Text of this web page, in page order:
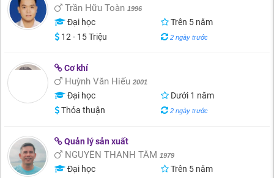
Trần Hữu Toàn 1996
Đại học
Trên 5 năm
12 - 15 Triệu
2 ngày trước
Cơ khí
Huỳnh Văn Hiếu 2001
Đại học
Dưới 1 năm
Thỏa thuận
2 ngày trước
Quản lý sản xuất
NGUYỄN THANH TÂM 1979
Đại học
Trên 5 năm